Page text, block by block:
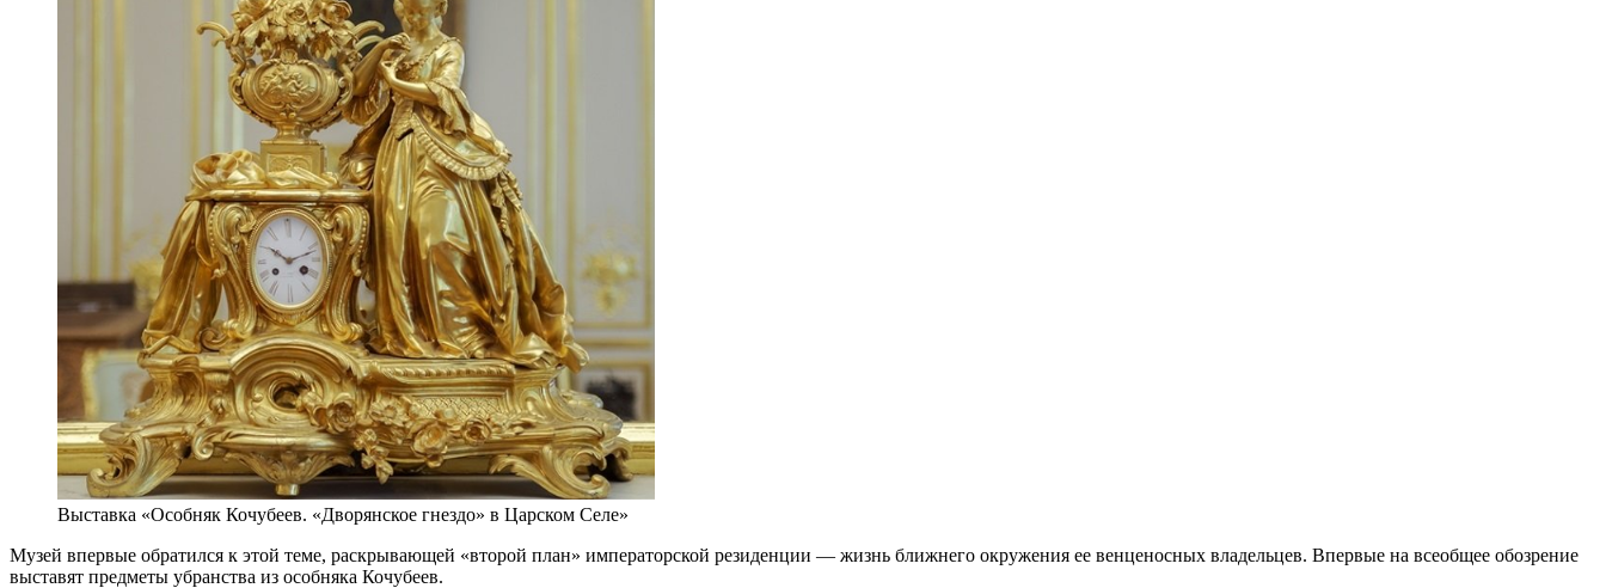
Выставка «Особняк Кочубеев. «Дворянское гнездо» в Царском Селе»
Музей впервые обратился к этой теме, раскрывающей «второй план» императорской резиденции — жизнь ближнего окружения ее венценосных владельцев. Впервые на всеобщее обозрение
выставят предметы убранства из особняка Кочубеев.